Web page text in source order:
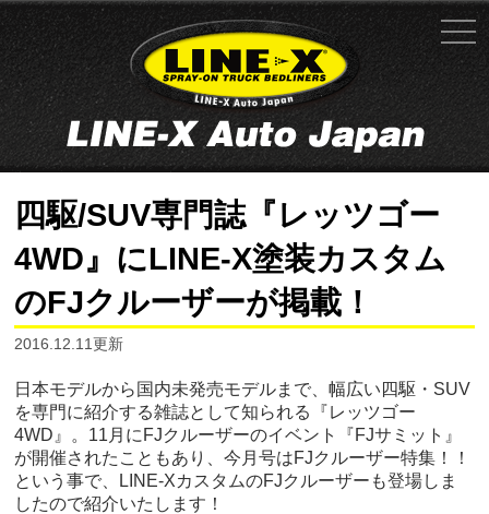
四駆/SUV専門誌『レッツゴー
4WD』にLINE-X塗装カスタム
のFJクルーザーが掲載！
2016.12.11更新
日本モデルから国内未発売モデルまで、幅広い四駆・SUV
を専門に紹介する雑誌として知られる『レッツゴー
4WD』。11月にFJクルーザーのイベント『FJサミット』
が開催されたこともあり、今月号はFJクルーザー特集！！
という事で、LINE-XカスタムのFJクルーザーも登場しま
したので紹介いたします！